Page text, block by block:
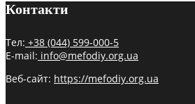
Контакти
Тел: +38 (044) 599-000-5
E-mail: info@mefodiy.org.ua
Веб-сайт: https://mefodiy.org.ua